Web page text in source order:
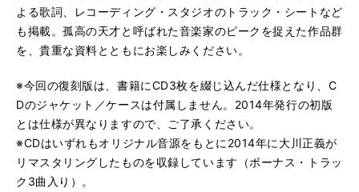
よる歌詞、レコーディング・スタジオのトラック・シートなど
も掲載。孤高の天才と呼ばれた音楽家のピークを捉えた作品群
を、貴重な資料とともにお楽しみください。
※今回の復刻版は、書籍にCD3枚を綴じ込んだ仕様となり、C
Dのジャケット／ケースは付属しません。2014年発行の初版
とは仕様が異なりますので、ご了承ください。
※CDはいずれもオリジナル音源をもとに2014年に大川正義が
リマスタリングしたものを収録しています（ボーナス・トラッ
ク3曲入り）。